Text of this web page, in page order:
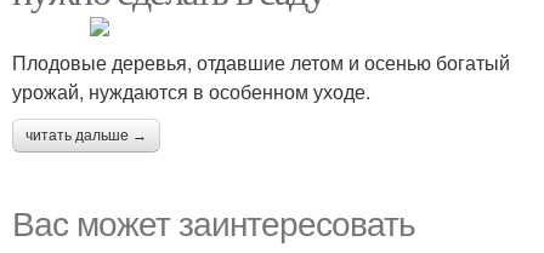
Работы в марте
Плодовые деревья, отдавшие летом и осенью богатый
урожай, нуждаются в особенном уходе.
читать дальше →
Вас может заинтересовать